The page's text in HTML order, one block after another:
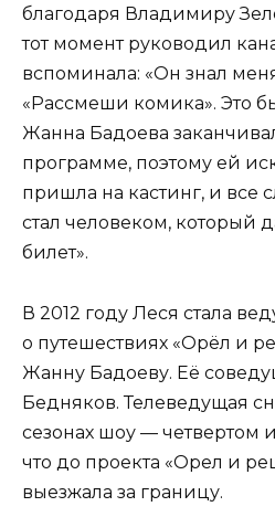
благодаря Владимиру
тот момент руководил
вспоминала: «Он знал
«Рассмеши комика». Это
Жанна Бадоева
программе, поэтому ей
пришла на кастинг, и все
стал человеком, который
билет».
В 2012 году Леся стала
о путешествиях «Орёл и
Жанну Бадоеву. Её
Бедняков. Телеведущая
сезонах шоу — четвертом
что до проекта «Орел и
выезжала за границу.